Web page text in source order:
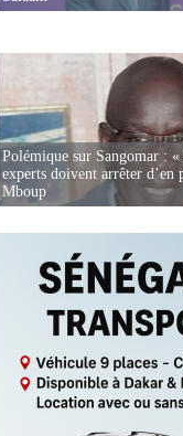
Polémique sur Sangomar :
experts doivent arrêter d’en
Mboup